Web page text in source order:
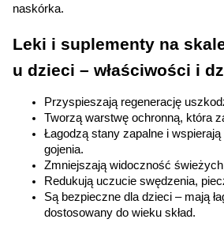
naskórka.
Leki i suplementy na
u dzieci – właściwości i
Przyspieszają regenerację
Tworzą warstwę ochronną, która
Łagodzą stany zapalne i
gojenia.
Zmniejszają widoczność
Redukują uczucie swędzenia,
Są bezpieczne dla dzieci – mają
dostosowany do wieku skład.